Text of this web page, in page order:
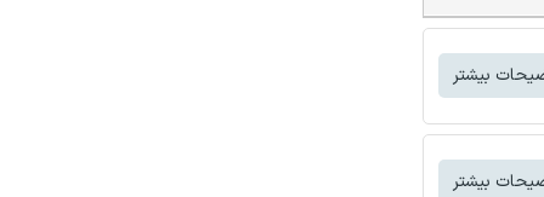
بیشتر
بیشتر